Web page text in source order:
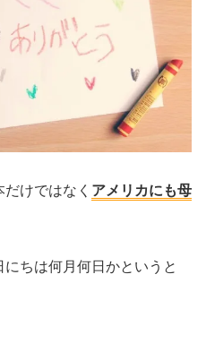
けではなく アメリカにも母
ちは何月何日かというと